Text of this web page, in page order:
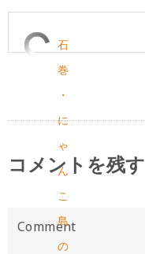
石
巻
・
に
ゃ
ん
こ
島
の
コメントを残す